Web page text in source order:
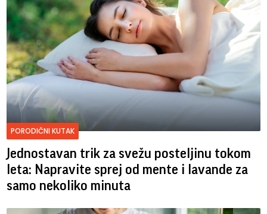
PORODIČNI KUTAK
Jednostavan trik za svežu posteljinu tokom
leta: Napravite sprej od mente i lavande za
samo nekoliko minuta